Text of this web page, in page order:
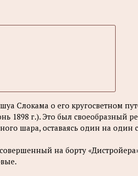
Слокама о его кругосветном
1898 г.). Это был своеобразный
шара, оставаясь один на один
на борту